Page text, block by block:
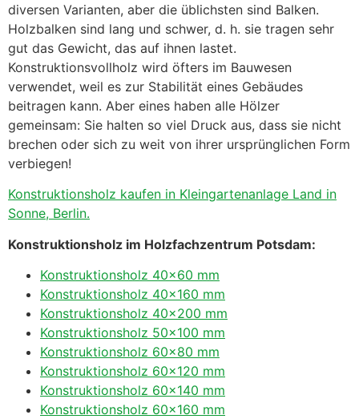
diversen Varianten, aber die üblichsten sind Balken.
Holzbalken sind lang und schwer, d. h. sie tragen sehr
gut das Gewicht, das auf ihnen lastet.
Konstruktionsvollholz wird öfters im Bauwesen
verwendet, weil es zur Stabilität eines Gebäudes
beitragen kann. Aber eines haben alle Hölzer
gemeinsam: Sie halten so viel Druck aus, dass sie nicht
brechen oder sich zu weit von ihrer ursprünglichen Form
verbiegen!
Konstruktionsholz kaufen in Kleingartenanlage Land in
Sonne, Berlin.
Konstruktionsholz im Holzfachzentrum Potsdam:
Konstruktionsholz 40×60 mm
Konstruktionsholz 40×160 mm
Konstruktionsholz 40×200 mm
Konstruktionsholz 50×100 mm
Konstruktionsholz 60×80 mm
Konstruktionsholz 60×120 mm
Konstruktionsholz 60×140 mm
Konstruktionsholz 60×160 mm